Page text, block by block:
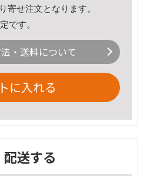
寄せ注文となります。
です。
・送料について
に入れる
配送する